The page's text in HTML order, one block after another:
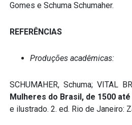
Gomes e Schuma Schumaher.
REFERÊNCIAS
Produções acadêmicas:
SCHUMAHER, Schuma; VITAL
Mulheres do Brasil, de 1500
e ilustrado. 2. ed. Rio de Janeiro: